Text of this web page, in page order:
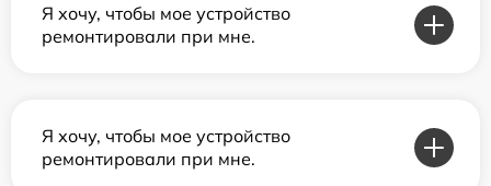
Я хочу, чтобы мое устройство
ремонтировали при мне.
Я хочу, чтобы мое устройство
ремонтировали при мне.